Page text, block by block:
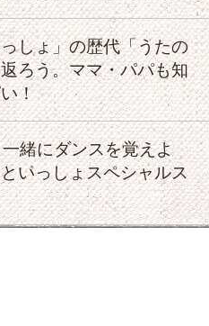
しょ」の歴代「うたの
ろう。ママ・パパも知
！
緒にダンスを覚えよ
いっしょスペシャルス